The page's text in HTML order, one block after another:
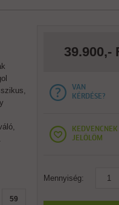
59
39.900,-
VAN
KÉRDÉSE?
KEDVENCNEK
JELÖLÖM
Mennyiség: